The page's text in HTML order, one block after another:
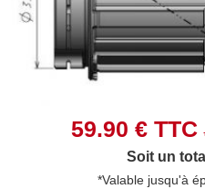
59.90 € TTC
Soit un
*Valable jusqu'à